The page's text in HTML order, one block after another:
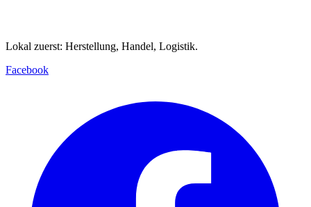
Lokal zuerst: Herstellung, Handel, Logistik.
Facebook